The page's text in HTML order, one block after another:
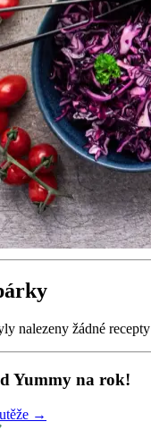
nalezeny žádné recepty
Yummy na rok!
→